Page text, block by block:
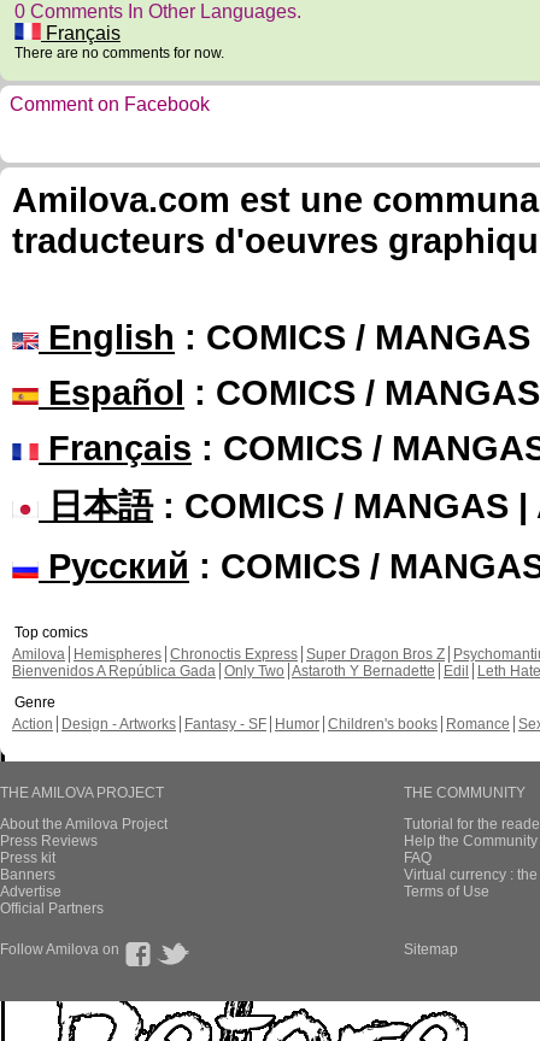
0 Comments In Other Languages.
Français
There are no comments for now.
Comment on Facebook
Amilova.com est une
traducteurs d'oeuvres
English : COMICS /
Español : COMICS /
Français : COMICS /
日本語: COMICS / MANGAS |
Русский : COMICS /
Top comics
Amilova
Hemispheres Chronoctis Express Super Dragon Bros Z
Bienvenidos A República Gada Only Two Astaroth Y Bernadette Edil
Leth Hate
Genre
Action
Design - Artworks Fantasy - SF Humor Children's books Romance
THE AMILOVA PROJECT
About the Amilova Project
Press Reviews
Press kit
Banners
Advertise
Official Partners
THE COMMUNITY
Tutorial for the
Help the
FAQ
Virtual currency :
Terms of Use
Follow Amilova on Sitemap